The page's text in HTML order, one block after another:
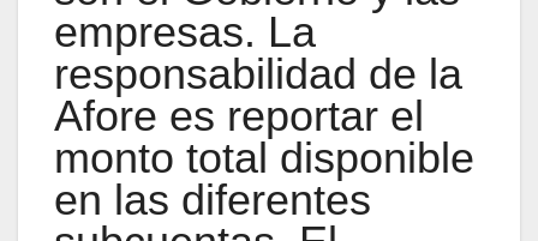
empresas. La
responsabilidad de la
Afore es reportar el
monto total disponible
en las diferentes